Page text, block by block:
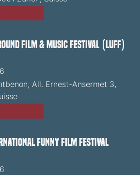
Film & Music Festival (LUFF)
All. Ernest-Ansermet 3,
Funny Film Festival